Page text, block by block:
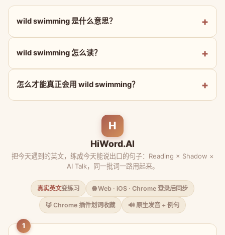
wild swimming 是什么意思？
wild swimming 怎么读？
怎么才能真正会用 wild swimming？
H
HiWord.AI
把今天遇到的英文，练成今天能说出口的句子：Reading × Shadow ×
AI Talk，同一批词一路用起来。
真实英文变练习 🌐 Web · iOS · Chrome 登录后同步
🦊 Chrome 插件划词收藏 🔊 原生发音 + 例句
1